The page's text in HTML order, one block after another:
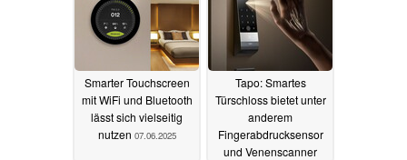
Smarter Touchscreen
mit WiFi und Bluetooth
lässt sich vielseitig
nutzen 07.06.2025
Tapo: Smartes
Türschloss bietet unter
anderem
Fingerabdrucksensor
und Venenscanner